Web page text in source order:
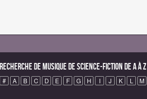
Recherche de Musique de science-fiction de A à Z
# A B C D E F G H I J K L M